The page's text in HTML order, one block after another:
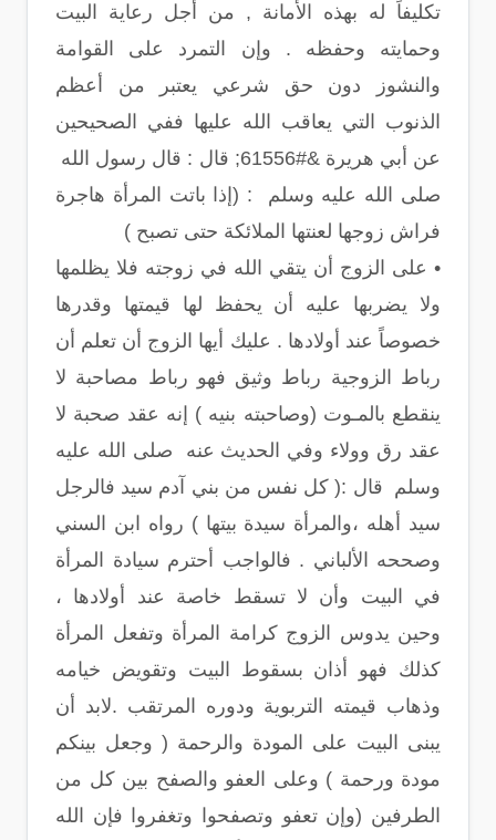
تكليفاً له بهذه الأمانة , من أجل رعاية البيت
وحمايته وحفظه . وإن التمرد على القوامة
والنشوز دون حق شرعي يعتبر من أعظم
الذنوب التي يعاقب الله عليها ففي الصحيحين
عن أبي هريرة &#61556; قال : قال رسول الله
صلى الله عليه وسلم : (إذا باتت المرأة هاجرة
فراش زوجها لعنتها الملائكة حتى تصبح )
• على الزوج أن يتقي الله في زوجته فلا يظلمها
ولا يضربها عليه أن يحفظ لها قيمتها وقدرها
خصوصاً عند أولادها . عليك أيها الزوج أن تعلم أن
رباط الزوجية رباط وثيق فهو رباط مصاحبة لا
ينقطع بالمـوت (وصاحبته بنيه ) إنه عقد صحبة لا
عقد رق وولاء وفي الحديث عنه صلى الله عليه
وسلم قال :( كل نفس من بني آدم سيد فالرجل
سيد أهله ،والمرأة سيدة بيتها ) رواه ابن السني
وصححه الألباني . فالواجب أحترم سيادة المرأة
في البيت وأن لا تسقط خاصة عند أولادها ،
وحين يدوس الزوج كرامة المرأة وتفعل المرأة
كذلك فهو أذان بسقوط البيت وتقويض خيامه
وذهاب قيمته التربوية ودوره المرتقب .لابد أن
يبنى البيت على المودة والرحمة ( وجعل بينكم
مودة ورحمة ) وعلى العفو والصفح بين كل من
الطرفين (وإن تعفو وتصفحوا وتغفروا فإن الله